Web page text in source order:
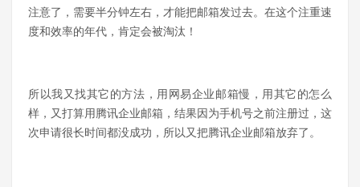
注意了，需要半分钟左右，才能把邮箱发过去。在这个注重速
度和效率的年代，肯定会被淘汰！
所以我又找其它的方法，用网易企业邮箱慢，用其它的怎么
样，又打算用腾讯企业邮箱，结果因为手机号之前注册过，这
次申请很长时间都没成功，所以又把腾讯企业邮箱放弃了。